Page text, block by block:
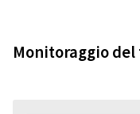
Monitoraggio